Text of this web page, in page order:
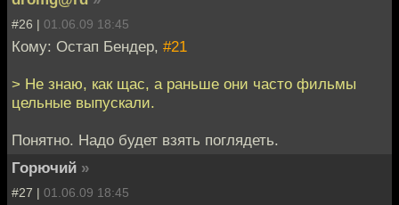
#26 | 01.06.09 18:45
Кому: Остап Бендер, #21
> Не знаю, как щас, а раньше они часто фильмы
цельные выпускали.
Понятно. Надо будет взять поглядеть.
Горючий »
#27 | 01.06.09 18:45